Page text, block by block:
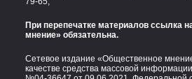
При перепечатке материалов ссылка
мнение» обязательна.
Сетевое издание «Общественное
качестве средства массовой